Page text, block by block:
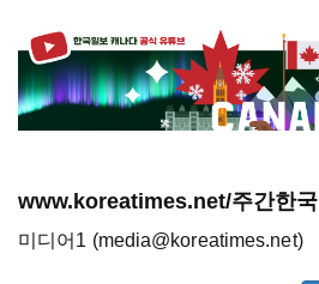
www.koreatimes.net/주간한국
미디어1 (media@koreatimes.net)